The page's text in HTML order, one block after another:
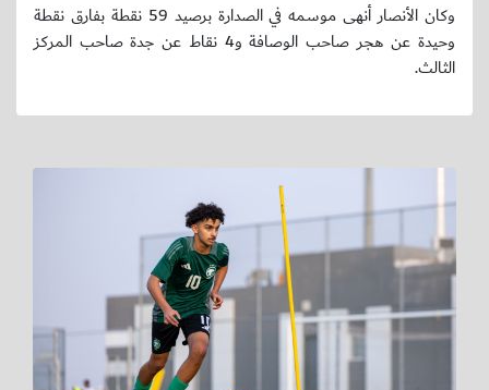
وكان الأنصار أنهى موسمه في الصدارة برصيد 59 نقطة بفارق نقطة
وحيدة عن هجر صاحب الوصافة و4 نقاط عن جدة صاحب المركز
الثالث.